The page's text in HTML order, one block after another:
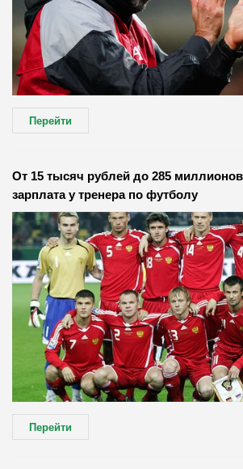
Перейти
От 15 тысяч рублей до 285
зарплата у тренера по футболу
Перейти